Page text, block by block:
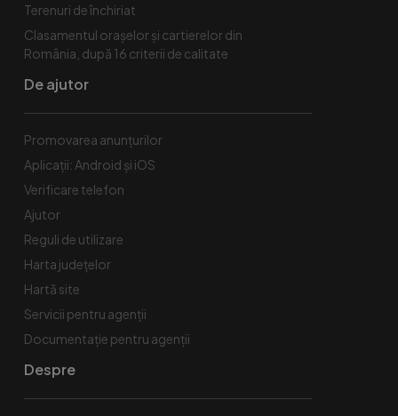
Terenuri de închiriat
Clasamentul orașelor și cartierelor din
România, după 16 criterii de calitate
De ajutor
Promovarea anunțurilor
Aplicații: Android și iOS
Verificare telefon
Ajutor
Reguli de utilizare
Harta județelor
Hartă site
Servicii pentru agenții
Documentație pentru agenții
Despre